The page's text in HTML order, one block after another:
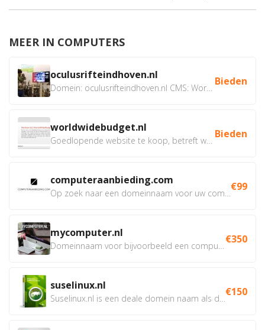
MEER IN COMPUTERS
oculusrifteindhoven.nl Bieden
worldwidebudget.nl Bieden
computeraanbieding.com €99
mycomputer.nl €350
suselinux.nl €150